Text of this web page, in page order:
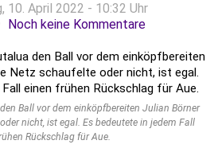
10. April 2022 - 10:32 Uhr
Noch keine Kommentare
Ball vor dem einköpfbereiten Julian Börner
nicht, ist egal. Es bedeutete in jedem Fall
Rückschlag für Aue.